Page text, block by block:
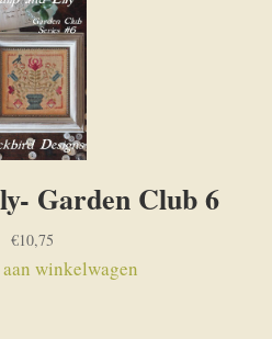
Garden Club 6
€10,75
winkelwagen